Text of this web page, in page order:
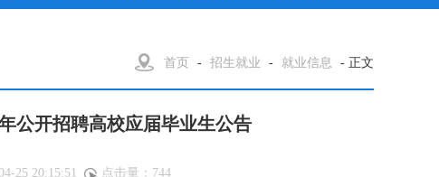
首页 - 招生就业 - 就业信息 - 正文
公开招聘高校应届毕业生公告
25 20:15:51 点击量： 744